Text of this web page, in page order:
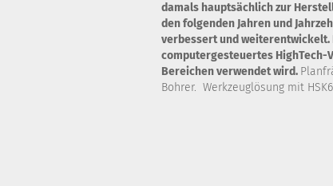
damals hauptsächlich zur
den folgenden Jahren und
verbessert und weiterentwickelt.
computergesteuertes HighTech-
Bereichen verwendet wird.
Bohrer. Werkzeuglösung mit